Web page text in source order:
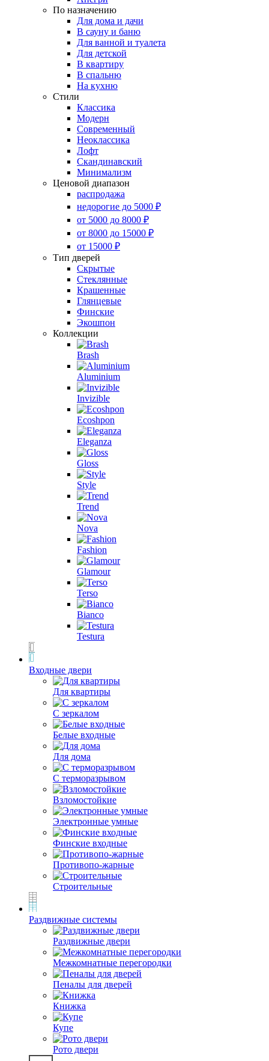
По назначению
Для дома и дачи
В сауну и баню
Для ванной и туалета
Для детской
В квартиру
В спальню
На кухню
Стили
Классика
Модерн
Современный
Неоклассика
Лофт
Скандинавский
Минимализм
Ценовой диапазон
распродажа
недорогие до 5000 ₽
от 5000 до 8000 ₽
от 8000 до 15000 ₽
от 15000 ₽
Тип дверей
Скрытые
Стеклянные
Крашенные
Глянцевые
Финские
Экошпон
Коллекции
Brash
Aluminium
Invizible
Ecoshpon
Eleganza
Gloss
Style
Trend
Nova
Fashion
Glamour
Terso
Bianco
Testura
Входные двери
Для квартиры
С зеркалом
Белые входные
Для дома
С терморазрывом
Взломостойкие
Электронные умные
Финские входные
Противопо-жарные
Строительные
Раздвижные системы
Раздвижные двери
Межкомнатные перегородки
Пеналы для дверей
Книжка
Купе
Рото двери